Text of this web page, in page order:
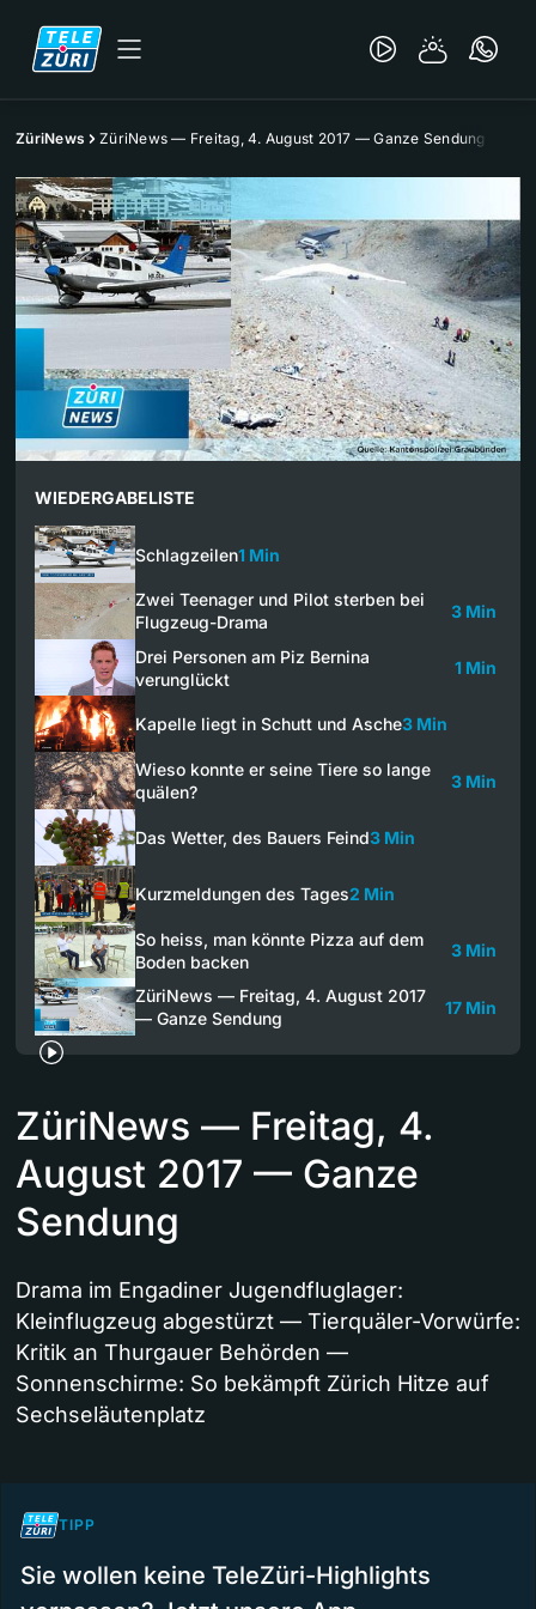
ZüriNews ZüriNews — Freitag, 4. August 2017 — Ganze Sendung
WIEDERGABELISTE
Schlagzeilen1 Min
Zwei Teenager und Pilot sterben bei
Flugzeug-Drama
3 Min
Drei Personen am Piz Bernina
verunglückt
1 Min
Kapelle liegt in Schutt und Asche3 Min
Wieso konnte er seine Tiere so lange
quälen?
3 Min
Das Wetter, des Bauers Feind3 Min
Kurzmeldungen des Tages2 Min
So heiss, man könnte Pizza auf dem
Boden backen
3 Min
ZüriNews — Freitag, 4. August 2017
— Ganze Sendung
17 Min
ZüriNews — Freitag, 4.
August 2017 — Ganze
Sendung
Drama im Engadiner Jugendfluglager:
Kleinflugzeug abgestürzt — Tierquäler-Vorwürfe:
Kritik an Thurgauer Behörden —
Sonnenschirme: So bekämpft Zürich Hitze auf
Sechseläutenplatz
TIPP
Sie wollen keine TeleZüri-Highlights